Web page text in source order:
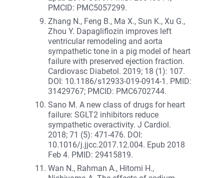
PMCID: PMC5057299.
Zhang N., Feng B., Ma X., Sun K., Xu G.,
Zhou Y. Dapagliflozin improves left
ventricular remodeling and aorta
sympathetic tone in a pig model of heart
failure with preserved ejection fraction.
Cardiovasc Diabetol. 2019; 18 (1): 107.
DOI: 10.1186/s12933-019-0914-1. PMID:
31429767; PMCID: PMC6702744.
Sano M. A new class of drugs for heart
failure: SGLT2 inhibitors reduce
sympathetic overactivity. J Cardiol.
2018; 71 (5): 471-476. DOI:
10.1016/j.jjcc.2017.12.004. Epub 2018
Feb 4. PMID: 29415819.
Wan N., Rahman A., Hitomi H.,